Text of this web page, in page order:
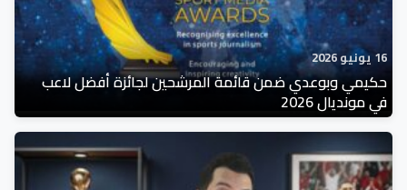
16 يونيو 2026
حكيمي وبوعدي ضمن قائمة المرشحين لجائزة أفضل لاعب
في مونديال 2026